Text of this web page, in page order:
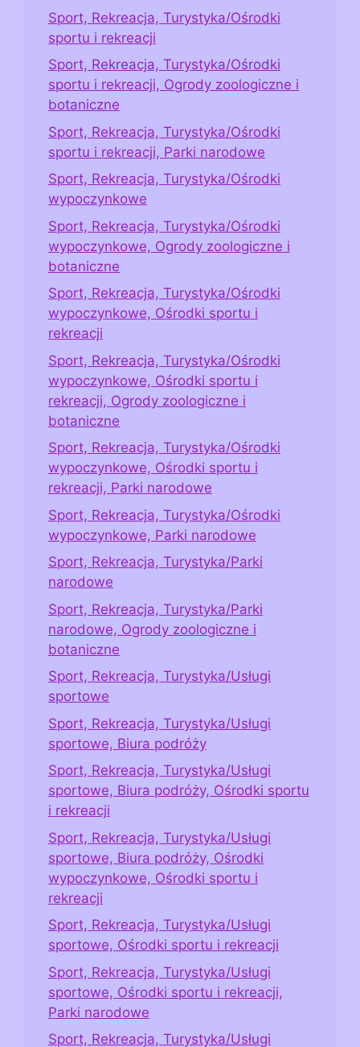
Sport, Rekreacja, Turystyka/Ośrodki
sportu i rekreacji
Sport, Rekreacja, Turystyka/Ośrodki
sportu i rekreacji, Ogrody zoologiczne i
botaniczne
Sport, Rekreacja, Turystyka/Ośrodki
sportu i rekreacji, Parki narodowe
Sport, Rekreacja, Turystyka/Ośrodki
wypoczynkowe
Sport, Rekreacja, Turystyka/Ośrodki
wypoczynkowe, Ogrody zoologiczne i
botaniczne
Sport, Rekreacja, Turystyka/Ośrodki
wypoczynkowe, Ośrodki sportu i
rekreacji
Sport, Rekreacja, Turystyka/Ośrodki
wypoczynkowe, Ośrodki sportu i
rekreacji, Ogrody zoologiczne i
botaniczne
Sport, Rekreacja, Turystyka/Ośrodki
wypoczynkowe, Ośrodki sportu i
rekreacji, Parki narodowe
Sport, Rekreacja, Turystyka/Ośrodki
wypoczynkowe, Parki narodowe
Sport, Rekreacja, Turystyka/Parki
narodowe
Sport, Rekreacja, Turystyka/Parki
narodowe, Ogrody zoologiczne i
botaniczne
Sport, Rekreacja, Turystyka/Usługi
sportowe
Sport, Rekreacja, Turystyka/Usługi
sportowe, Biura podróży
Sport, Rekreacja, Turystyka/Usługi
sportowe, Biura podróży, Ośrodki sportu
i rekreacji
Sport, Rekreacja, Turystyka/Usługi
sportowe, Biura podróży, Ośrodki
wypoczynkowe, Ośrodki sportu i
rekreacji
Sport, Rekreacja, Turystyka/Usługi
sportowe, Ośrodki sportu i rekreacji
Sport, Rekreacja, Turystyka/Usługi
sportowe, Ośrodki sportu i rekreacji,
Parki narodowe
Sport, Rekreacja, Turystyka/Usługi